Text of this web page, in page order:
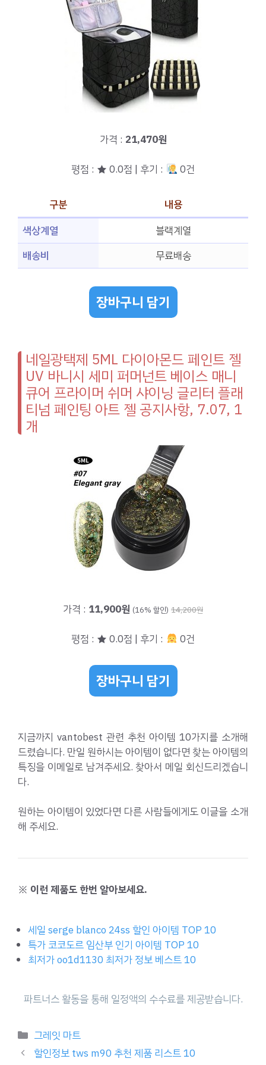
가격 : 21,470원
평점 : ★ 0.0점 | 후기 : 0건
구분
내용
색상계열
블랙계열
배송비
무료배송
장바구니 담기
네일광택제 5ML 다이아몬드 페인트 젤
UV 바니시 세미 퍼머넌트 베이스 매니
큐어 프라이머 쉬머 샤이닝 글리터 플래
티넘 페인팅 아트 젤 공지사항, 7.07, 1
개
가격 : 11,900원 (16% 할인) 14,200원
평점 : ★ 0.0점 | 후기 : 0건
장바구니 담기
지금까지 vantobest 관련 추천 아이템 10가지를 소개해
드렸습니다. 만일 원하시는 아이템이 없다면 찾는 아이템의
특징을 이메일로 남겨주세요. 찾아서 메일 회신드리겠습니
다.
원하는 아이템이 있었다면 다른 사람들에게도 이글을 소개
해 주세요.
※ 이런 제품도 한번 알아보세요.
세일 serge blanco 24ss 할인 아이템 TOP 10
특가 코코도르 임산부 인기 아이템 TOP 10
최저가 oo1d1130 최저가 정보 베스트 10
Categories
그레잇 마트
할인정보 tws m90 추천 제품 리스트 10